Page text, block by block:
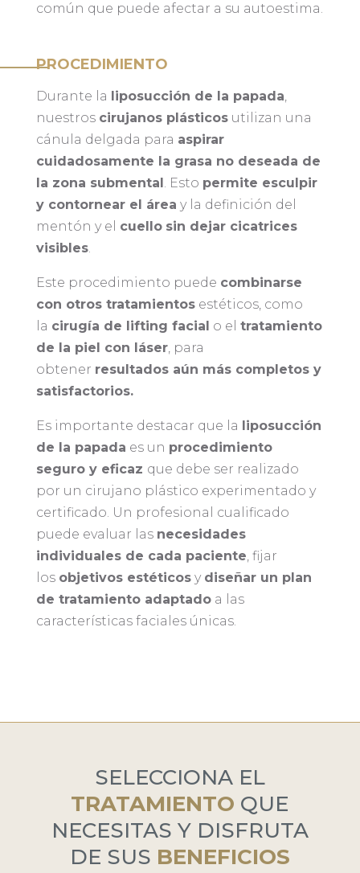
común que puede afectar a su autoestima.
PROCEDIMIENTO
Durante la liposucción de la papada,
nuestros cirujanos plásticos utilizan una
cánula delgada para aspirar
cuidadosamente la grasa no deseada de
la zona submental. Esto permite esculpir
y contornear el área y la definición del
mentón y el cuello sin dejar cicatrices
visibles.
Este procedimiento puede combinarse
con otros tratamientos estéticos, como
la cirugía de lifting facial o el tratamiento
de la piel con láser, para
obtener resultados aún más completos y
satisfactorios.
Es importante destacar que la liposucción
de la papada es un procedimiento
seguro y eficaz que debe ser realizado
por un cirujano plástico experimentado y
certificado. Un profesional cualificado
puede evaluar las necesidades
individuales de cada paciente, fijar
los objetivos estéticos y diseñar un plan
de tratamiento adaptado a las
características faciales únicas.
SELECCIONA EL
TRATAMIENTO QUE
NECESITAS Y DISFRUTA
DE SUS BENEFICIOS